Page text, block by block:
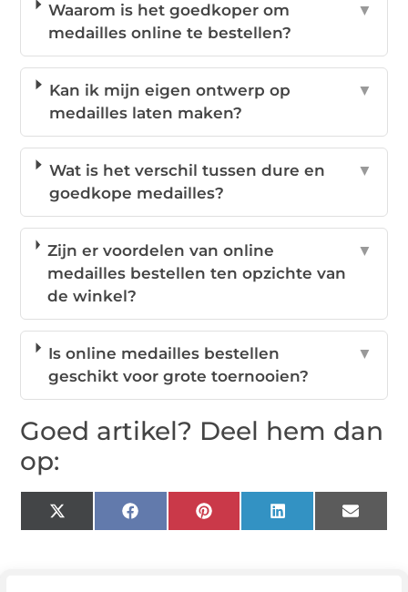
Waarom is het goedkoper om
medailles online te bestellen?
▼
Kan ik mijn eigen ontwerp op
medailles laten maken?
▼
Wat is het verschil tussen dure en
goedkope medailles?
▼
Zijn er voordelen van online
medailles bestellen ten opzichte van
de winkel?
▼
Is online medailles bestellen
geschikt voor grote toernooien?
▼
Goed artikel? Deel hem dan
op:
X
(Twitter)
FacebookPinterestLinkedIn Email